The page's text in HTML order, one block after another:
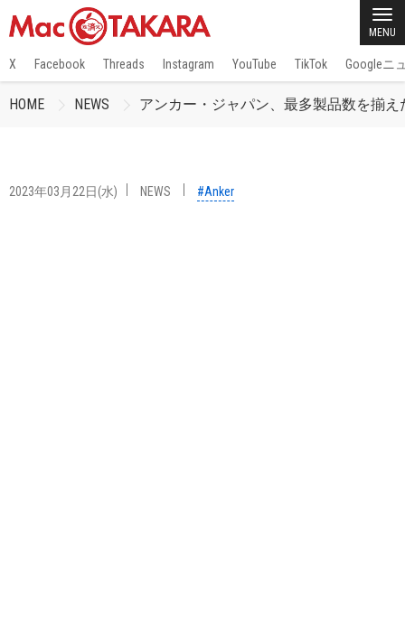
MENU
X Facebook Threads Instagram YouTube TikTok Googleニ
HOME NEWS アンカー・ジャパン、最多製品数を揃え
2023年03月22日(水) NEWS #Anker